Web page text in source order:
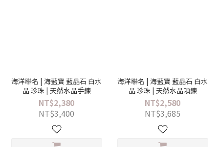
海洋聯名 | 海藍寶 藍晶石 白水
晶 珍珠 | 天然水晶手鍊
NT$2,380
NT$3,400
海洋聯名 | 海藍寶 藍晶石 白水
晶 珍珠 | 天然水晶項鍊
NT$2,580
NT$3,685